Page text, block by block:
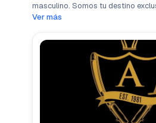
masculino. Somos tu destino
cabello impecables, afeitados
Sumérgete en una experiencia
hombres, donde la conversación,
los profesionales expertos se unen
servicio excepcional.
Ver más